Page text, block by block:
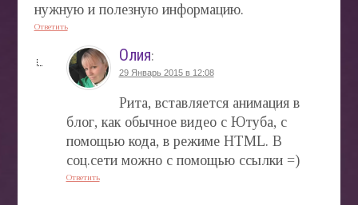
нужную и полезную информацию.
Ответить
Олия:
29 Январь 2015 в 12:08
Рита, вставляется анимация в
блог, как обычное видео с Ютуба, с
помощью кода, в режиме HTML. В
соц.сети можно с помощью ссылки =)
Ответить